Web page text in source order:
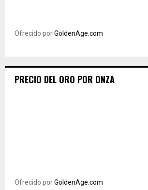
Ofrecido porGoldenAge.com
PRECIO DEL ORO POR ONZA
Ofrecido porGoldenAge.com